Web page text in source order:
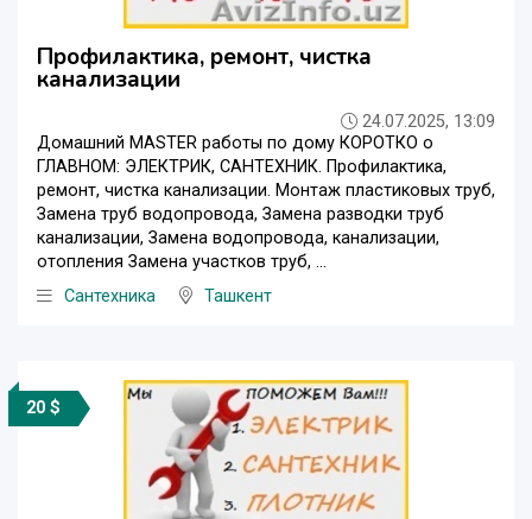
Профилактика, ремонт, чистка
канализации
24.07.2025, 13:09
Домашний MASTER работы по дому КОРОТКО о
ГЛАВНОМ: ЭЛЕКТРИК, САНТЕХНИК. Профилактика,
ремонт, чистка канализации. Монтаж пластиковых труб,
Замена труб водопровода, Замена разводки труб
канализации, Замена водопровода, канализации,
отопления Замена участков труб, ...
Сантехника
Ташкент
20 $